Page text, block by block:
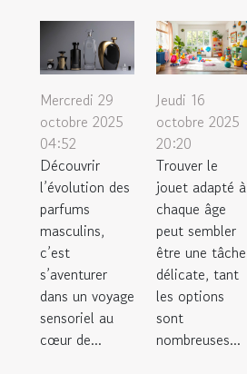
Mercredi 29
octobre 2025
04:52
Découvrir
l’évolution des
parfums
masculins,
c’est
s’aventurer
dans un voyage
sensoriel au
cœur de...
Jeudi 16
octobre 2025
20:20
Trouver le
jouet adapté à
chaque âge
peut sembler
être une tâche
délicate, tant
les options
sont
nombreuses...